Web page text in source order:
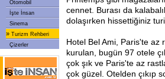
Otomobil
İşte İnsan
Sinema
» Turizm Rehberi
Çizerler
cennet. Burası da
dolaşırken hissettiğiniz
Hotel Bel Ami, Paris'te az
kurulan, bugün 97 otele
çok şık ve Paris'te az
çok güzel. Otelden çıkıp